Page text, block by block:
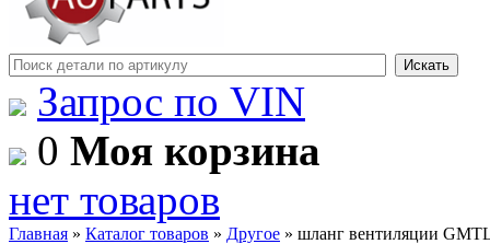
Запрос по VIN
0 Моя корзина
нет товаров
Главная » Каталог товаров » Другое » шланг вентиляции